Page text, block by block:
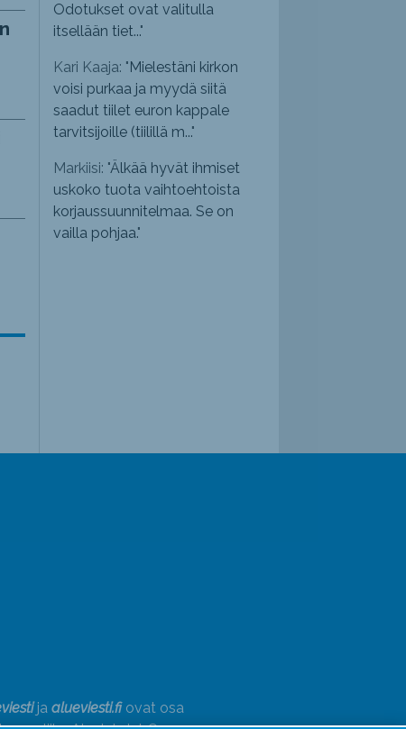
Odotukset ovat valitulla
itsellään tiet..."
Kari Kaaja: " Mielestäni kirkon
voisi purkaa ja myydä siitä
saadut tiilet euron kappale
tarvitsijoille (tiilillä m..."
Markiisi: "Älkää hyvät ihmiset
uskoko tuota vaihtoehtoista
korjaussuunnitelmaa. Se on
vailla pohjaa."
ja alueviesti.fiovat osa